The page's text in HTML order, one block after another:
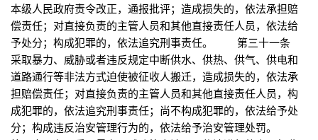
本级人民政府责令改正，通报批评；造成损失的，依法承担赔
偿责任；对直接负责的主管人员和其他直接责任人员，依法给
予处分；构成犯罪的，依法追究刑事责任。 第三十一条
采取暴力、威胁或者违反规定中断供水、供热、供气、供电和
道路通行等非法方式迫使被征收人搬迁，造成损失的，依法承
担赔偿责任；对直接负责的主管人员和其他直接责任人员，构
成犯罪的，依法追究刑事责任；尚不构成犯罪的，依法给予处
分；构成违反治安管理行为的，依法给予治安管理处罚。